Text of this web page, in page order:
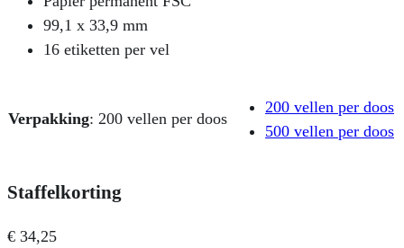
99,1 x 33,9 mm
16 etiketten per vel
Verpakking: 200 vellen per doos
200 vellen per doos
500 vellen per doos
Staffelkorting
€ 34,25